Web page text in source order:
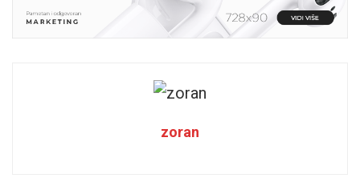
zoran